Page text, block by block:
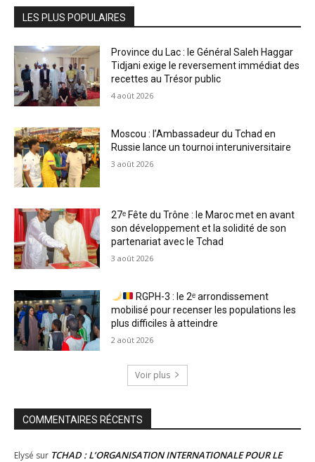
LES PLUS POPULAIRES
Province du Lac : le Général Saleh Haggar
Tidjani exige le reversement immédiat des
recettes au Trésor public
4 août 2026
Moscou : l’Ambassadeur du Tchad en
Russie lance un tournoi interuniversitaire
3 août 2026
27ᵉ Fête du Trône : le Maroc met en avant
son développement et la solidité de son
partenariat avec le Tchad
3 août 2026
RGPH-3 : le 2ᵉ arrondissement
mobilisé pour recenser les populations les
plus difficiles à atteindre
2 août 2026
Voir plus
COMMENTAIRES RÉCENTS
Elysé sur TCHAD : L’ORGANISATION INTERNATIONALE POUR LE